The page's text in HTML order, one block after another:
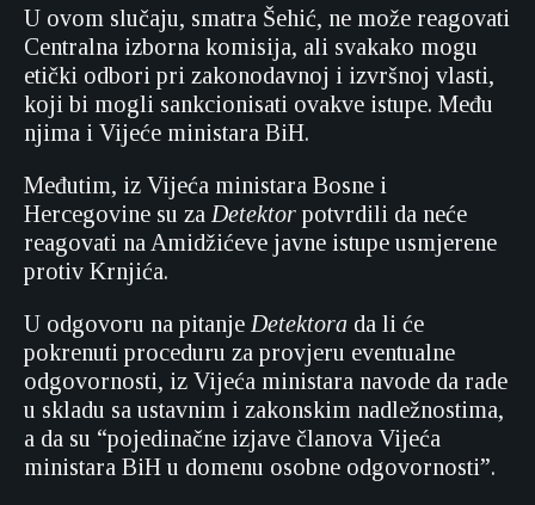
U ovom slučaju, smatra Šehić, ne može reagovati
Centralna izborna komisija, ali svakako mogu
etički odbori pri zakonodavnoj i izvršnoj vlasti,
koji bi mogli sankcionisati ovakve istupe. Među
njima i Vijeće ministara BiH.
Međutim, iz Vijeća ministara Bosne i
Hercegovine su za Detektor potvrdili da neće
reagovati na Amidžićeve javne istupe usmjerene
protiv Krnjića.
U odgovoru na pitanje Detektora da li će
pokrenuti proceduru za provjeru eventualne
odgovornosti, iz Vijeća ministara navode da rade
u skladu sa ustavnim i zakonskim nadležnostima,
a da su “pojedinačne izjave članova Vijeća
ministara BiH u domenu osobne odgovornosti”.